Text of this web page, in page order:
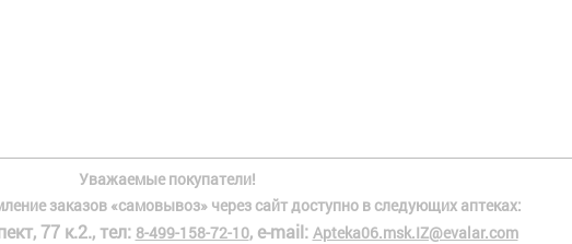
Уважаемые покупатели!
заказов «самовывоз» через сайт доступно в следующих аптеках:
77 к.2., тел: 8-499-158-72-10, e-mail: Apteka06.msk.IZ@evalar.com